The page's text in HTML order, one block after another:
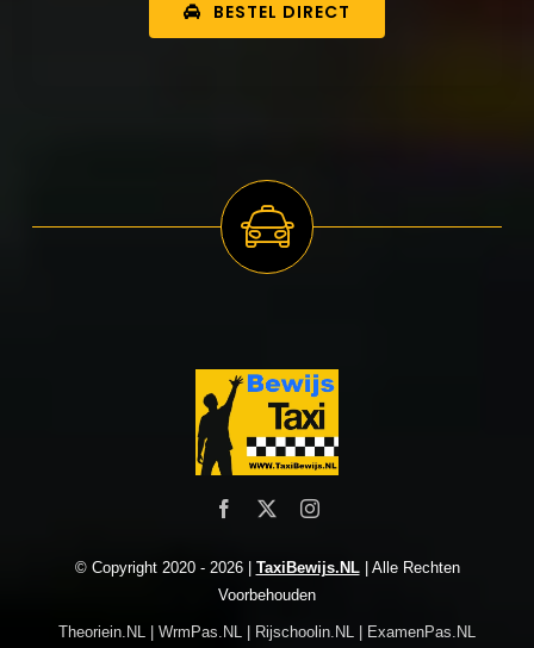
BESTEL DIRECT
© Copyright 2020 - 2026 | TaxiBewijs.NL| Alle Rechten
Voorbehouden
Theoriein.NL | WrmPas.NL | Rijschoolin.NL | ExamenPas.NL